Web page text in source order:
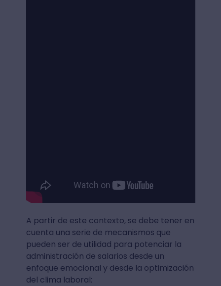
A partir de este contexto, se debe tener en
cuenta una serie de mecanismos que
pueden ser de utilidad para potenciar la
administración de salarios desde un
enfoque emocional y desde la optimización
del clima laboral: